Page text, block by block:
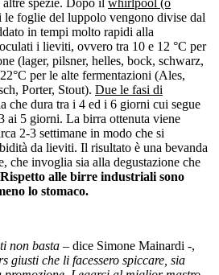
altre spezie. Dopo il whirlpool (o
le foglie del luppolo vengono divise dal
in tempi molto rapidi alla
i lieviti, ovvero tra 10 e 12 °C per
(lager, pilsner, helles, bock, schwarz,
per le alte fermentazioni (Ales,
Porter, Stout). Due le fasi di
che dura tra i 4 ed i 6 giorni cui segue
ai 5 giorni. La birra ottenuta viene
2-3 settimane in modo che si
da lieviti. Il risultato è una bevanda
che invoglia sia alla degustazione che
Rispetto alle birre industriali sono
lo stomaco.
non basta – dice Simone Mainardi -,
giusti che li facessero spiccare, sia